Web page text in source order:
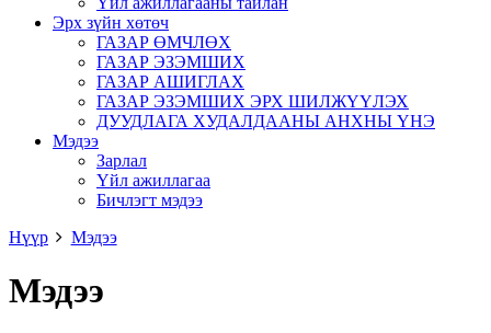
Эрх зүйн хөтөч
ГАЗАР ӨМЧЛӨХ
ГАЗАР ЭЗЭМШИХ
ГАЗАР АШИГЛАХ
ГАЗАР ЭЗЭМШИХ ЭРХ ШИЛЖҮҮЛЭХ
ДУУДЛАГА ХУДАЛДААНЫ АНХНЫ ҮНЭ
Мэдээ
Зарлал
Үйл ажиллагаа
Бичлэгт мэдээ
Нүүр
Мэдээ
Мэдээ